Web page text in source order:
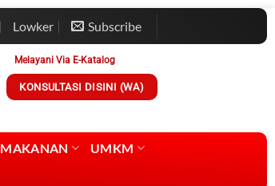
Lowker Subscribe
Melayani Via E-Katalog
KONSULTASI DISINI (WA)
MAKANAN
UMKM